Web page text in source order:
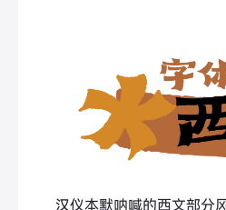
汉仪本默呐喊的西文部分